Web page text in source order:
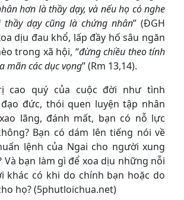
hơn là thầy dạy, và nếu họ có nghe
thầy dạy cũng là chứng nhân” (ĐGH
dịu đau khổ, lấp đầy hố sâu ngăn
trong xã hội, “đừng chiều theo tính
mãn các dục vọng” (Rm 13,14).
cao quý của cuộc đời như tình
đức, thói quen luyện tập nhân
lãng, đánh mất, bạn có nỗ lực
Bạn có dám lên tiếng nói về
lệnh của Ngai cho người xung
Và bạn làm gì để xoa dịu những nỗi
khác có khi do chính bạn hoặc do
họ? (5phutloichua.net)